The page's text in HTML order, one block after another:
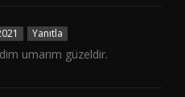
Yanıtla
umarım güzeldir.